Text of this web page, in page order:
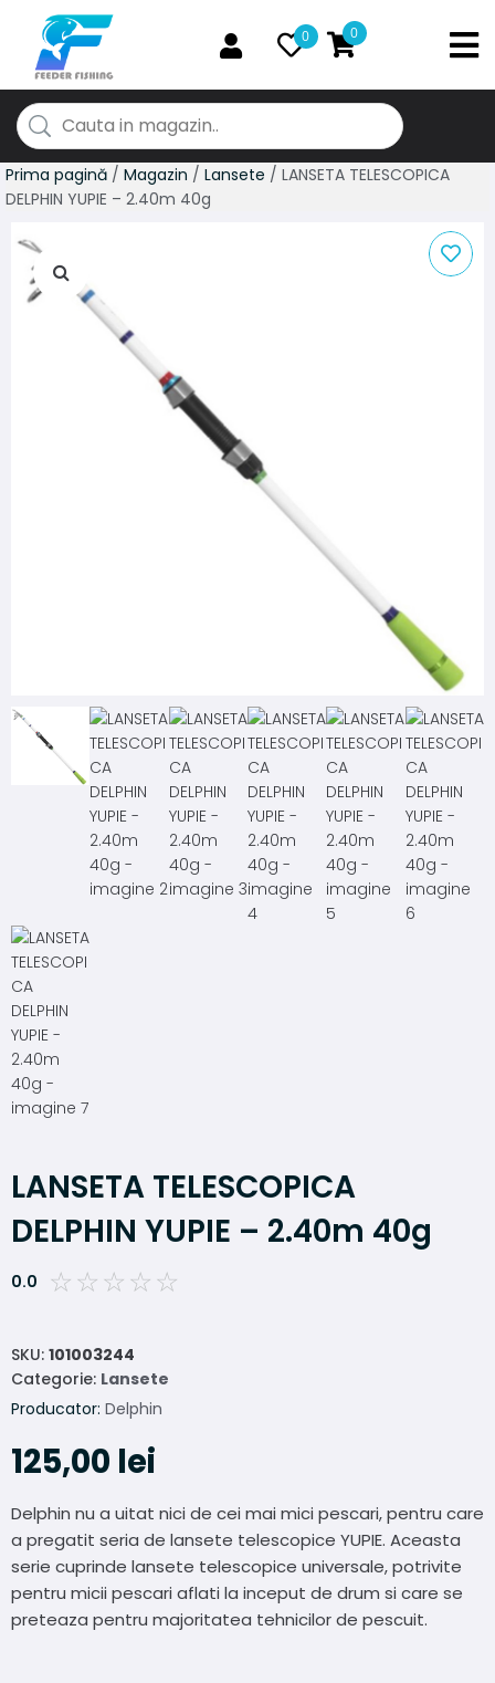
0 0
Prima pagină / Magazin / Lansete / LANSETA TELESCOPICA
DELPHIN YUPIE – 2.40m 40g
LANSETA TELESCOPICA
DELPHIN YUPIE – 2.40m 40g
0.0 ☆ ☆ ☆ ☆ ☆
SKU: 101003244
Categorie: Lansete
Producator: Delphin
125,00 lei
Delphin nu a uitat nici de cei mai mici pescari, pentru care
a pregatit seria de lansete telescopice YUPIE. Aceasta
serie cuprinde lansete telescopice universale, potrivite
pentru micii pescari aflati la inceput de drum si care se
preteaza pentru majoritatea tehnicilor de pescuit.